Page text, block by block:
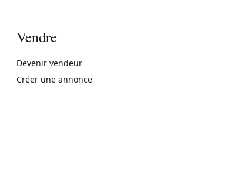
Vendre
Devenir vendeur
Créer une annonce